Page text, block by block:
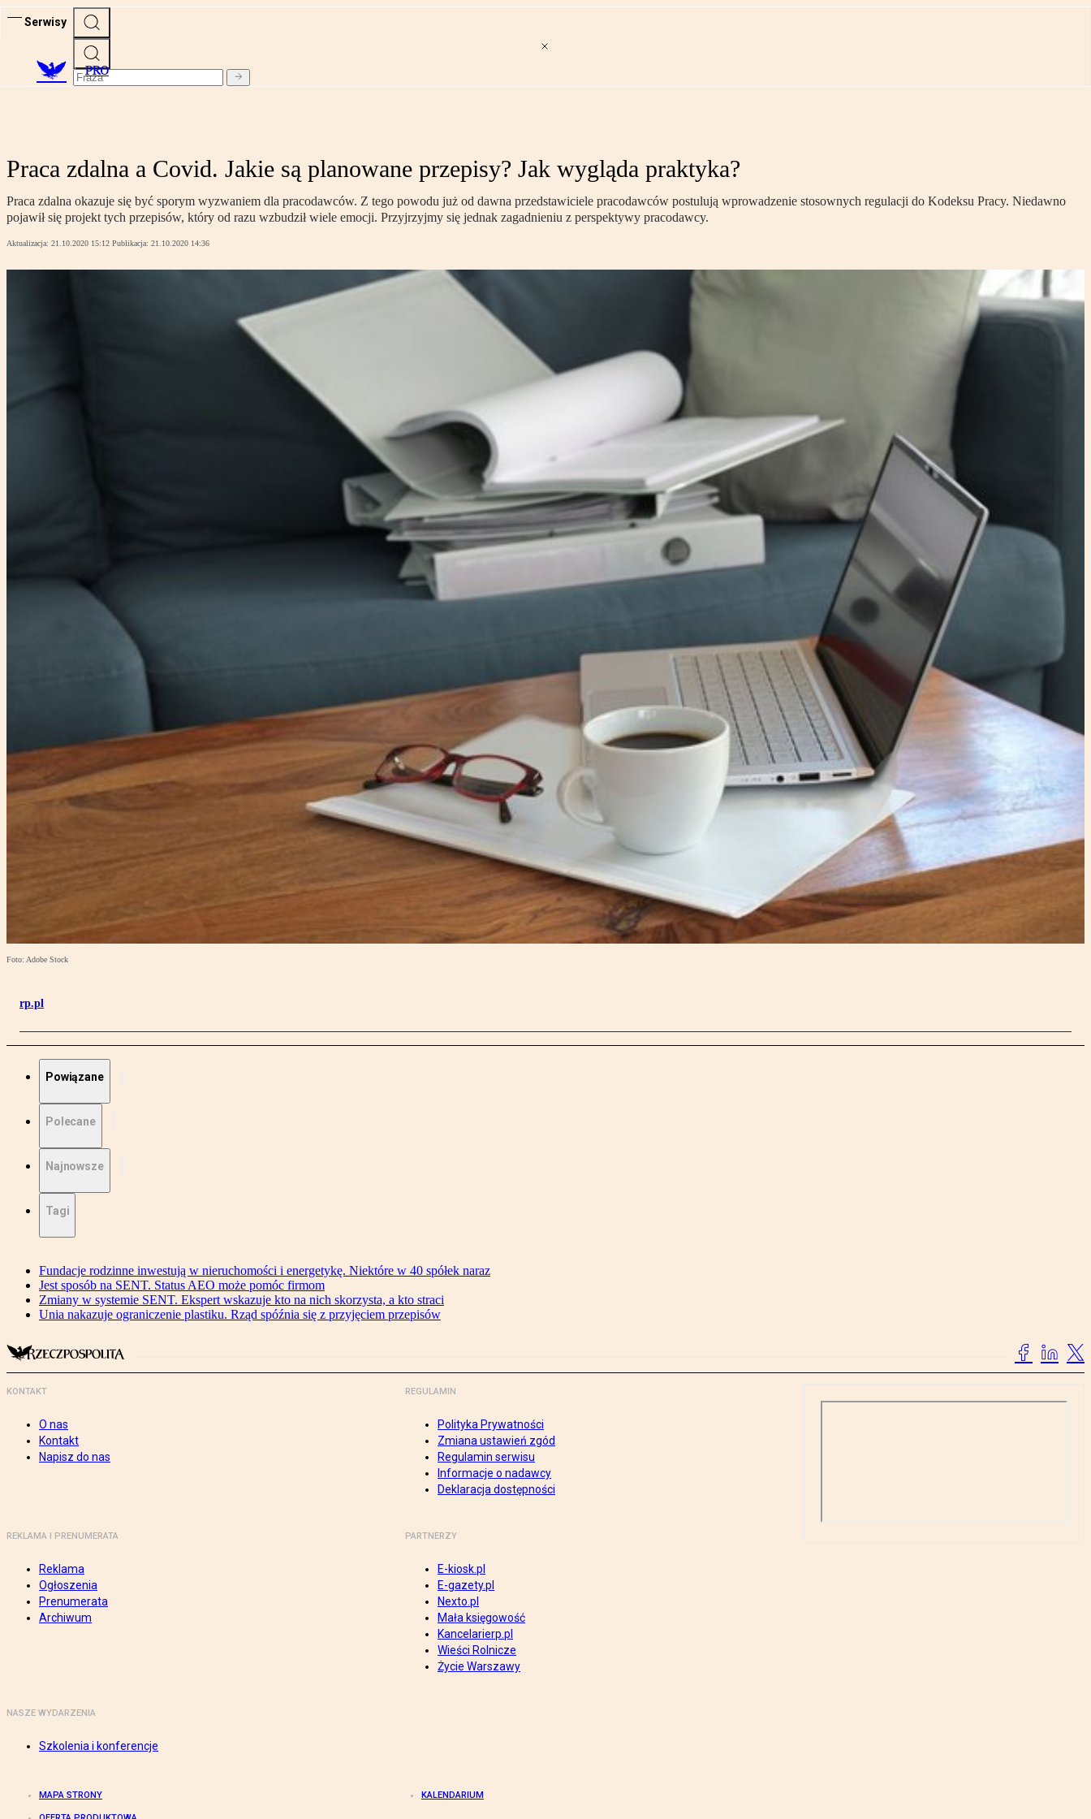
Serwisy
PRO
Praca zdalna a Covid. Jakie są planowane przepisy? Jak wygląda praktyka?
Praca zdalna okazuje się być sporym wyzwaniem dla pracodawców. Z tego powodu już od dawna przedstawiciele pracodawców postulują wprowadzenie stosownych regulacji do Kodeksu Pracy. Niedawno
pojawił się projekt tych przepisów, który od razu wzbudził wiele emocji. Przyjrzyjmy się jednak zagadnieniu z perspektywy pracodawcy.
Aktualizacja: 21.10.2020 15:12 Publikacja: 21.10.2020 14:36
Foto: Adobe Stock
rp.pl
Powiązane
Polecane
Najnowsze
Tagi
Fundacje rodzinne inwestują w nieruchomości i energetykę. Niektóre w 40 spółek naraz
Jest sposób na SENT. Status AEO może pomóc firmom
Zmiany w systemie SENT. Ekspert wskazuje kto na nich skorzysta, a kto straci
Unia nakazuje ograniczenie plastiku. Rząd spóźnia się z przyjęciem przepisów
KONTAKT
O nas
Kontakt
Napisz do nas
REGULAMIN
Polityka Prywatności
Zmiana ustawień zgód
Regulamin serwisu
Informacje o nadawcy
Deklaracja dostępności
REKLAMA I PRENUMERATA
Reklama
Ogłoszenia
Prenumerata
Archiwum
PARTNERZY
E-kiosk.pl
E-gazety.pl
Nexto.pl
Mała księgowość
Kancelarierp.pl
Wieści Rolnicze
Życie Warszawy
NASZE WYDARZENIA
Szkolenia i konferencje
MAPA STRONY KALENDARIUM